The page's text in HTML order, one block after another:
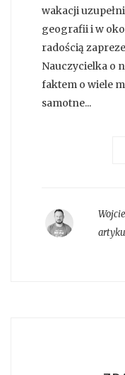
wakacji
geografii i w
radością
Nauczycielka o
faktem o wiele
samotne...